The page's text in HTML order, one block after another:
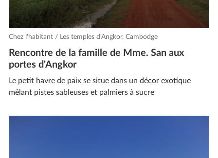
Chez l'habitant / Les temples d'Angkor, Cambodge
Rencontre de la famille de Mme. San aux
portes d'Angkor
Le petit havre de paix se situe dans un décor exotique
mêlant pistes sableuses et palmiers à sucre